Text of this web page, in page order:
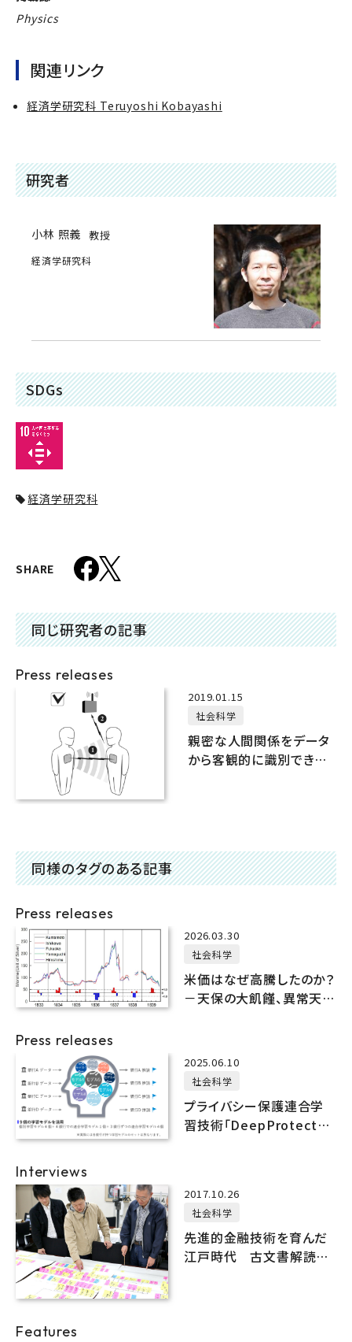
Physics
関連リンク
経済学研究科 Teruyoshi Kobayashi
研究者
小林 照義 教授
経済学研究科
SDGs
経済学研究科
SHARE
同じ研究者の記事
Press releases
2019.01.15
社会科学
親密な人間関係をデータ
から客観的に識別できる
同様のタグのある記事
Press releases
2026.03.30
社会科学
米価はなぜ高騰したのか？
－天保の大飢饉、異常天候
Press releases
2025.06.10
社会科学
プライバシー保護連合学
習技術「DeepProtect」
Interviews
2017.10.26
社会科学
先進的金融技術を育んだ
江戸時代 古文書解読で
Features